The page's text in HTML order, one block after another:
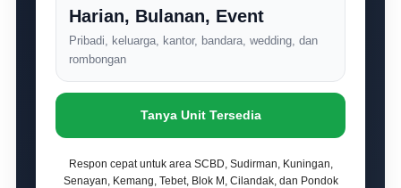
Harian, Bulanan, Event
Pribadi, keluarga, kantor, bandara, wedding, dan
rombongan
Tanya Unit Tersedia
Respon cepat untuk area SCBD, Sudirman, Kuningan,
Senayan, Kemang, Tebet, Blok M, Cilandak, dan Pondok